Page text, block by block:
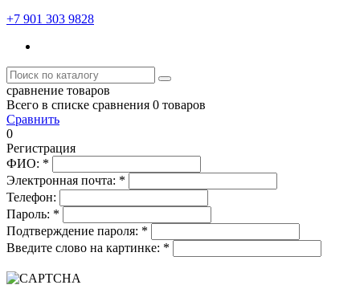
+7 901 303 9828
сравнение товаров
Всего в списке сравнения 0 товаров
Сравнить
0
Регистрация
ФИО: *
Электронная почта: *
Телефон:
Пароль: *
Подтверждение пароля: *
Введите слово на картинке: *